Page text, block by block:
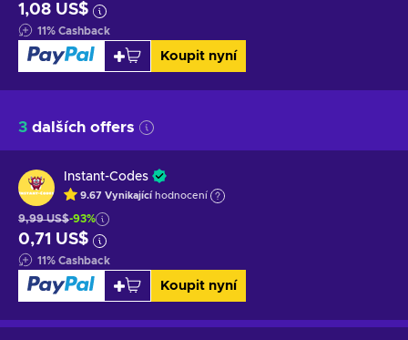
1,08 US$
11% Cashback
Koupit nyní
3 dalších offers
Instant-Codes
9.67 Vynikající hodnocení
9,99 US$-93%
0,71 US$
11% Cashback
Koupit nyní